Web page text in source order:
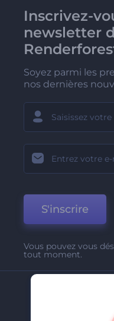
Inscrivez-
newsletter
Soyez parmi les
nos dernières
S'inscrire
Vous pouvez vous
tout moment.
A Propos